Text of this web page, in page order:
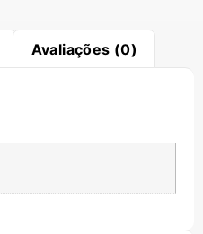
Avaliações (0)